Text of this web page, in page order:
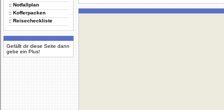
:: Notfallplan
:: Kofferpacken
:: Reisecheckliste
Gefällt dir diese Seite dann
gebe ein Plus!